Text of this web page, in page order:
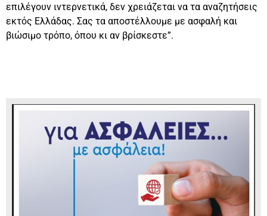
επιλέγουν ιντερνετικά, δεν χρειάζεται να τα αναζητήσεις
εκτός Ελλάδας. Σας τα αποστέλλουμε με ασφαλή και
βιώσιμο τρόπο, όπου κι αν βρίσκεστε”.